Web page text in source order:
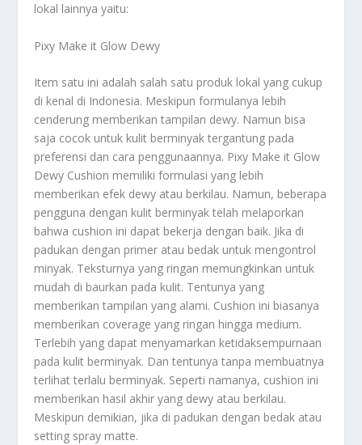
lokal lainnya yaitu:
Pixy Make it Glow Dewy
Item satu ini adalah salah satu produk lokal yang cukup
di kenal di Indonesia. Meskipun formulanya lebih
cenderung memberikan tampilan dewy. Namun bisa
saja cocok untuk kulit berminyak tergantung pada
preferensi dan cara penggunaannya. Pixy Make it Glow
Dewy Cushion memiliki formulasi yang lebih
memberikan efek dewy atau berkilau. Namun, beberapa
pengguna dengan kulit berminyak telah melaporkan
bahwa cushion ini dapat bekerja dengan baik. Jika di
padukan dengan primer atau bedak untuk mengontrol
minyak. Teksturnya yang ringan memungkinkan untuk
mudah di baurkan pada kulit. Tentunya yang
memberikan tampilan yang alami. Cushion ini biasanya
memberikan coverage yang ringan hingga medium.
Terlebih yang dapat menyamarkan ketidaksempurnaan
pada kulit berminyak. Dan tentunya tanpa membuatnya
terlihat terlalu berminyak. Seperti namanya, cushion ini
memberikan hasil akhir yang dewy atau berkilau.
Meskipun demikian, jika di padukan dengan bedak atau
setting spray matte.